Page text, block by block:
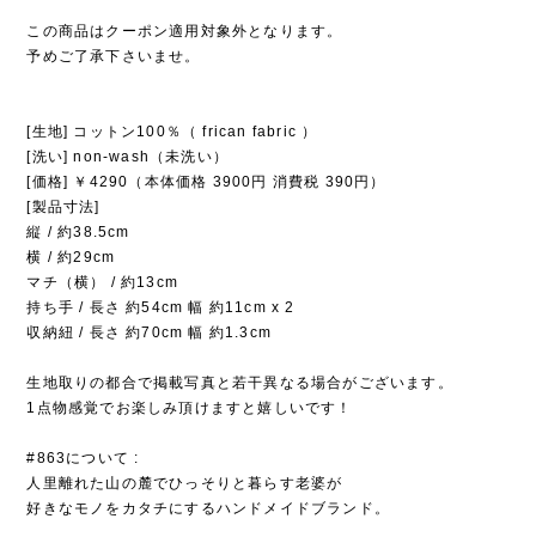
この商品はクーポン適用対象外となります。
予めご了承下さいませ。
[生地] コットン100％（ frican fabric ）
[洗い] non-wash（未洗い）
[価格] ￥4290（本体価格 3900円 消費税 390円）
[製品寸法]
縦 / 約38.5cm
横 / 約29cm
マチ（横） / 約13cm
持ち手 / 長さ 約54cm 幅 約11cm x 2
収納紐 / 長さ 約70cm 幅 約1.3cm
生地取りの都合で掲載写真と若干異なる場合がございます。
1点物感覚でお楽しみ頂けますと嬉しいです！
#863について :
人里離れた山の麓でひっそりと暮らす老婆が
好きなモノをカタチにするハンドメイドブランド。